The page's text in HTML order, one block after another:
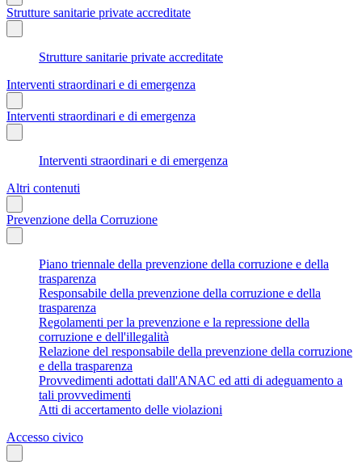
Strutture sanitarie private accreditate
Strutture sanitarie private accreditate
Interventi straordinari e di emergenza
Interventi straordinari e di emergenza
Interventi straordinari e di emergenza
Altri contenuti
Prevenzione della Corruzione
Piano triennale della prevenzione della corruzione e della
trasparenza
Responsabile della prevenzione della corruzione e della
trasparenza
Regolamenti per la prevenzione e la repressione della
corruzione e dell'illegalità
Relazione del responsabile della prevenzione della corruzione
e della trasparenza
Provvedimenti adottati dall'ANAC ed atti di adeguamento a
tali provvedimenti
Atti di accertamento delle violazioni
Accesso civico